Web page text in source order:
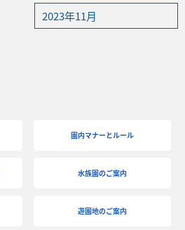
2023年11月
園内マナーとルール
水族園のご案内
遊園地のご案内